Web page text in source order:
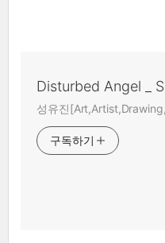
Disturbed Angel _
성유진
구독하기